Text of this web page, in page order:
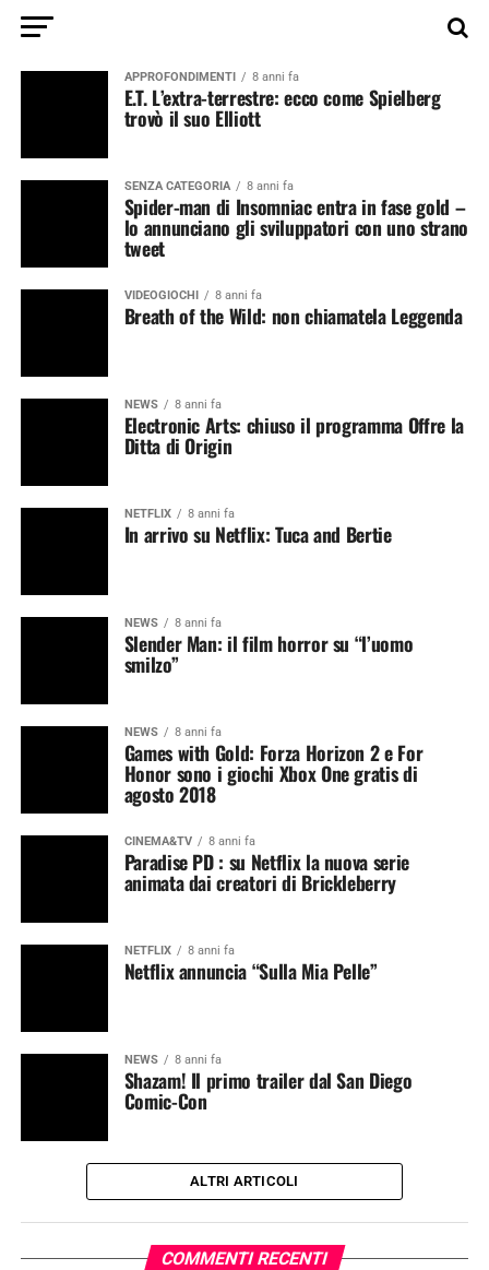
APPROFONDIMENTI 8 anni fa
E.T. L’extra-terrestre: ecco come Spielberg
trovò il suo Elliott
SENZA CATEGORIA 8 anni fa
Spider-man di Insomniac entra in fase gold –
lo annunciano gli sviluppatori con uno strano
tweet
VIDEOGIOCHI 8 anni fa
Breath of the Wild: non chiamatela Leggenda
NEWS 8 anni fa
Electronic Arts: chiuso il programma Offre la
Ditta di Origin
NETFLIX 8 anni fa
In arrivo su Netflix: Tuca and Bertie
NEWS 8 anni fa
Slender Man: il film horror su “l’uomo
smilzo”
NEWS 8 anni fa
Games with Gold: Forza Horizon 2 e For
Honor sono i giochi Xbox One gratis di
agosto 2018
CINEMA&TV 8 anni fa
Paradise PD : su Netflix la nuova serie
animata dai creatori di Brickleberry
NETFLIX 8 anni fa
Netflix annuncia “Sulla Mia Pelle”
NEWS 8 anni fa
Shazam! Il primo trailer dal San Diego
Comic-Con
ALTRI ARTICOLI
COMMENTI RECENTI